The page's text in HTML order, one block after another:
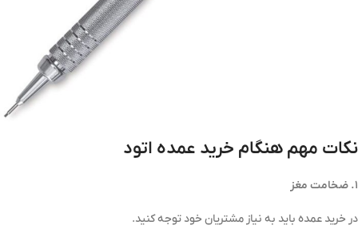
نکات مهم هنگام خرید عمده اتود
۱. ضخامت مغز
در خرید عمده باید به نیاز مشتریان خود توجه کنید.